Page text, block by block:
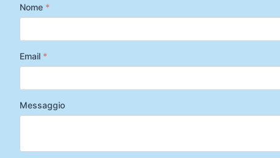
Nome *
Email *
Messaggio